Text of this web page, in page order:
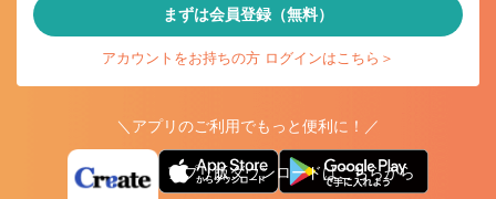
まずは会員登録（無料）
アカウントをお持ちの方 ログインはこちら＞
＼アプリのご利用でもっと便利に！／
アプリ版ダウンロードはこちらから